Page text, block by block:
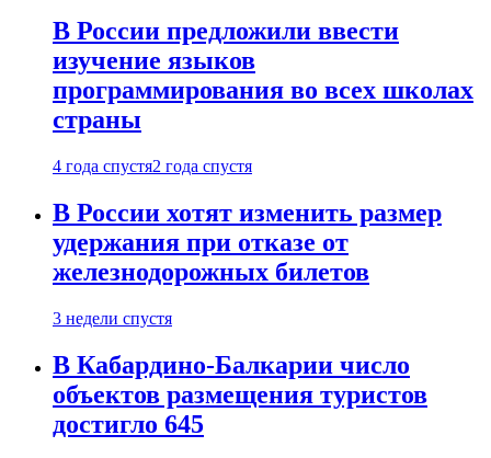
В России предложили ввести
изучение языков
программирования во всех школах
страны
4 года спустя2 года спустя
В России хотят изменить размер
удержания при отказе от
железнодорожных билетов
3 недели спустя
В Кабардино-Балкарии число
объектов размещения туристов
достигло 645